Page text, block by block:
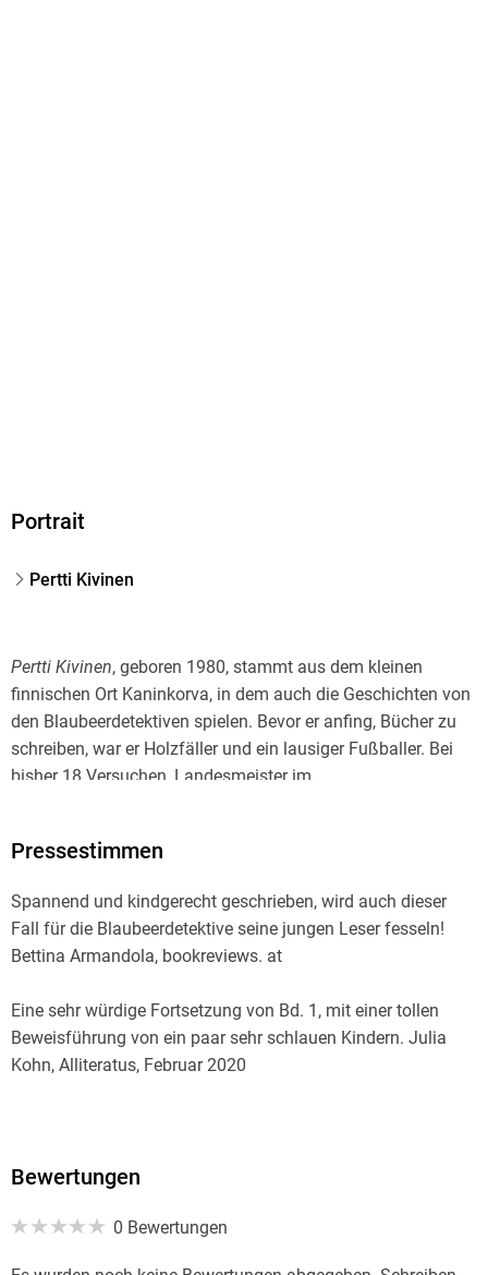
9783423436182
Portrait
Pertti Kivinen
Pertti Kivinen, geboren 1980, stammt aus dem kleinen
finnischen Ort Kaninkorva, in dem auch die Geschichten von
den Blaubeerdetektiven spielen. Bevor er anfing, Bücher zu
schreiben, war er Holzfäller und ein lausiger Fußballer. Bei
bisher 18 Versuchen, Landesmeister im
Hartnäckigkeit zu verdanken, die es so nur in Finnland gibt.
Pressestimmen
Spannend und kindgerecht geschrieben, wird auch dieser
Fall für die Blaubeerdetektive seine jungen Leser fesseln!
Bettina Armandola, bookreviews. at
Eine sehr würdige Fortsetzung von Bd. 1, mit einer tollen
Beweisführung von ein paar sehr schlauen Kindern. Julia
Kohn, Alliteratus, Februar 2020
ist, ältere Zwillingsschwestern zu haben, ist hier genau
Rundschau, Dezember 2019
Bewertungen
0 Bewertungen